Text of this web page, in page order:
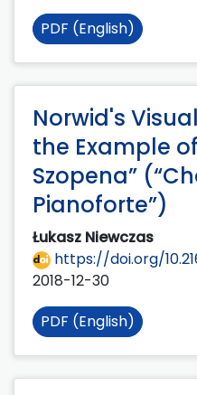
PDF (English)
Norwid's
the Example
Szopena”
Pianoforte”)
Łukasz Niewczas
https://doi.org/
2018-12-30
PDF (English)